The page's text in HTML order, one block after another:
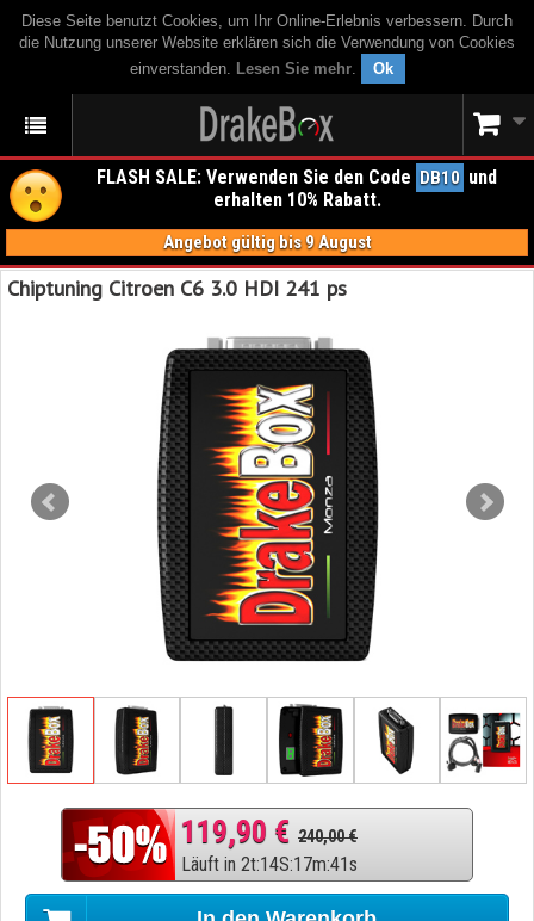
Diese Seite benutzt Cookies, um Ihr Online-Erlebnis verbessern. Durch
die Nutzung unserer Website erklären sich die Verwendung von Cookies
einverstanden. Lesen Sie mehr. Ok
FLASH SALE: Verwenden Sie den Code DB10 und
erhalten 10% Rabatt.
Angebot gültig bis 9 August
Chiptuning Citroen C6 3.0 HDI 241 ps
119,90 € 240,00 €
Läuft in 2t:14S:17m:40s